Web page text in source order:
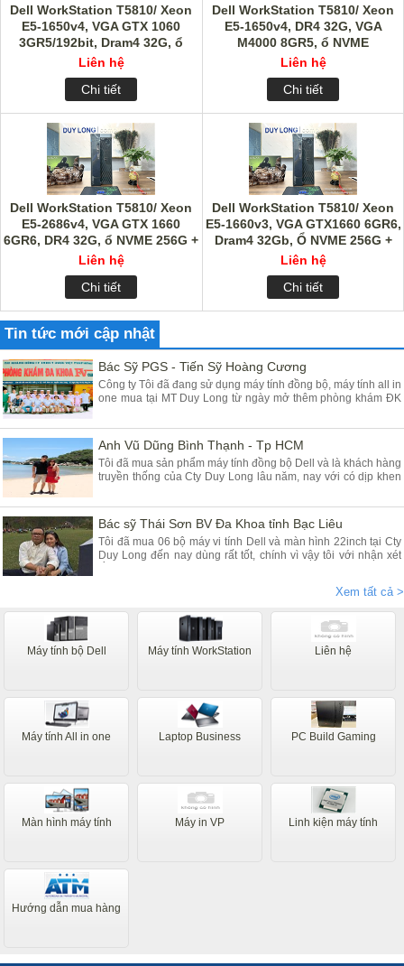
Dell WorkStation T5810/ Xeon
E5-1650v4, VGA GTX 1060
3GR5/192bit, Dram4 32G, ổ
NVME 256G
Liên hệ
Chi tiết
Dell WorkStation T5810/ Xeon
E5-1650v4, DR4 32G, VGA
M4000 8GR5, ổ NVME
256G+HDD 1Tb
Liên hệ
Chi tiết
Dell WorkStation T5810/ Xeon
E5-2686v4, VGA GTX 1660
6GR6, DR4 32G, ổ NVME 256G +
HDD 1Tb
Liên hệ
Chi tiết
Dell WorkStation T5810/ Xeon
E5-1660v3, VGA GTX1660 6GR6,
Dram4 32Gb, Ổ NVME 256G +
HDD 1Tb
Liên hệ
Chi tiết
Tin tức mới cập nhật
Bác Sỹ PGS - Tiến Sỹ Hoàng Cương
Công ty Tôi đã đang sử dụng máy tính đồng bộ, máy tính all in
one mua tại MT Duy Long từ ngày mở thêm phòng khám ĐK
Bạn cung cấp
Anh Vũ Dũng Bình Thạnh - Tp HCM
Tôi đã mua sản phẩm máy tính đồng bộ Dell và là khách hàng
truyền thống của Cty Duy Long lâu năm, nay với có dịp khen
tính để bàn và nay lại mua dùng máy tính Dell all in one
Bác sỹ Thái Sơn BV Đa Khoa tỉnh Bạc Liêu
Tôi đã mua 06 bộ máy vi tính Dell và màn hình 22inch tại Cty
Duy Long đến nay dùng rất tốt, chính vì vậy tôi với nhận xét
Xem tất cả >
Máy tính bộ Dell Máy tính WorkStation Liên hệ
Máy tính All in one Laptop Business PC Build Gaming
Màn hình máy tính Máy in VP Linh kiện máy tính
Hướng dẫn mua hàng